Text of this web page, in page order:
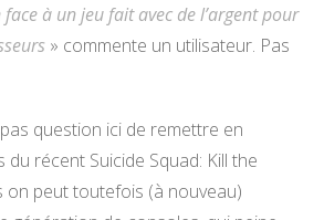
à un jeu fait avec de l’argent pour
» commente un utilisateur. Pas
pas question ici de remettre en
récent Suicide Squad: Kill the
on peut toutefois (à nouveau)